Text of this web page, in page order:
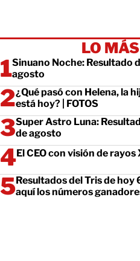
LO
Sinuano Noche: Resultado
agosto
¿Qué pasó con Helena, la
está hoy? | FOTOS
Super Astro Luna:
de agosto
El CEO con visión de
Resultados del Tris de hoy
aquí los números